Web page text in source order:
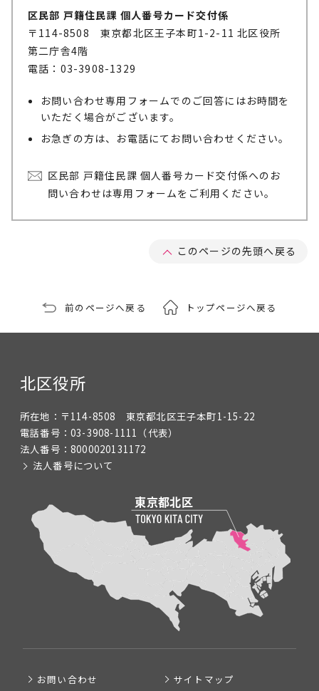
区民部 戸籍住民課 個人番号カード交付係
〒114-8508 東京都北区王子本町1-2-11 北区役所
第二庁舎4階
電話：03-3908-1329
お問い合わせ専用フォームでのご回答にはお時間を
いただく場合がございます。
お急ぎの方は、お電話にてお問い合わせください。
区民部 戸籍住民課 個人番号カード交付係へのお
問い合わせは専用フォームをご利用ください。
このページの先頭へ戻る
前のページへ戻る トップページへ戻る
北区役所
所在地： 〒114-8508 東京都北区王子本町1-15-22
電話番号： 03-3908-1111 （代表）
法人番号： 8000020131172
法人番号について
お問い合わせ サイトマップ